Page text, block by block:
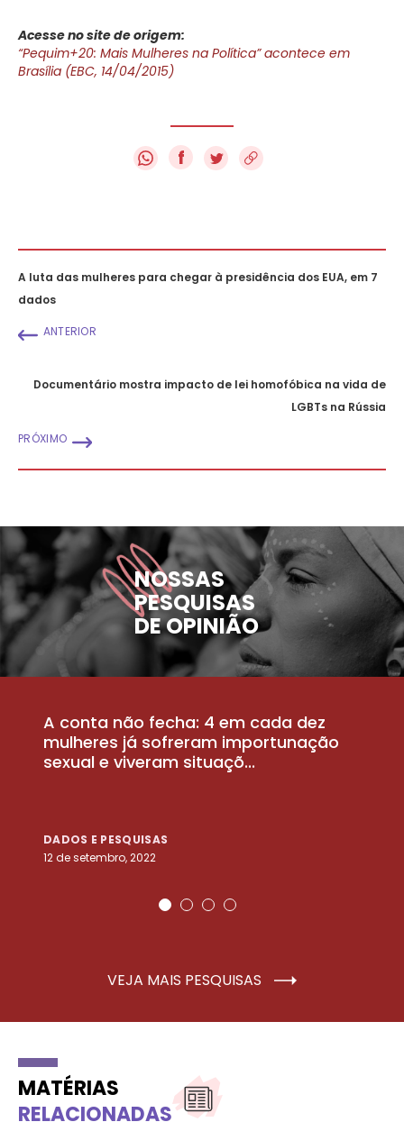
Acesse no site de origem:
“Pequim+20: Mais Mulheres na Política” acontece em
Brasília (EBC, 14/04/2015)
f
A luta das mulheres para chegar à presidência dos EUA, em 7
dados
ANTERIOR
Documentário mostra impacto de lei homofóbica na vida de
LGBTs na Rússia
PRÓXIMO
NOSSAS
PESQUISAS
DE OPINIÃO
A conta não fecha: 4 em cada dez
mulheres já sofreram importunação
sexual e viveram situaçõ...
DADOS E PESQUISAS
12 de setembro, 2022
VEJA MAIS PESQUISAS
MATÉRIAS
RELACIONADAS